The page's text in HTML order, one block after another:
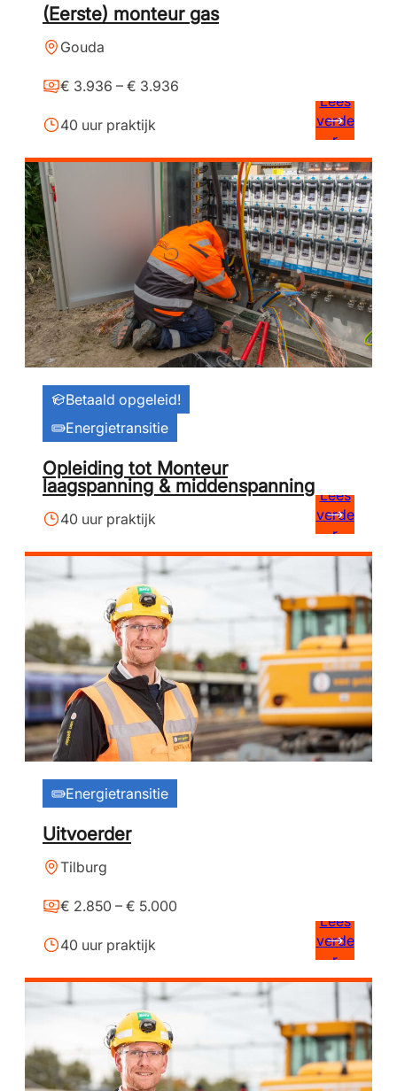
(Eerste) monteur gas
Gouda
€ 3.936 – € 3.936
40 uur praktijk
Lees
verde
r
Betaald opgeleid!
Energietransitie
Opleiding tot Monteur
laagspanning & middenspanning
40 uur praktijk
Lees
verde
r
Energietransitie
Uitvoerder
Tilburg
€ 2.850 – € 5.000
40 uur praktijk
Lees
verde
r